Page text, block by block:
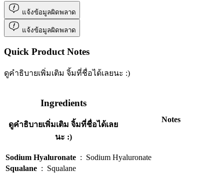
แจ้งข้อมูลผิดพลาด
แจ้งข้อมูลผิดพลาด
Quick Product Notes
ดูคำธิบายเพิ่มเติม จิ้มที่ชื่อได้เลยนะ :)
Ingredients
ดูคำธิบายเพิ่มเติม จิ้มที่ชื่อได้เลย
นะ :)
Notes
Sodium Hyaluronate : Sodium Hyaluronate
Squalane : Squalane